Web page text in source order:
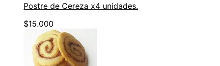
Postre de Cereza x4 unidades.
$15.000